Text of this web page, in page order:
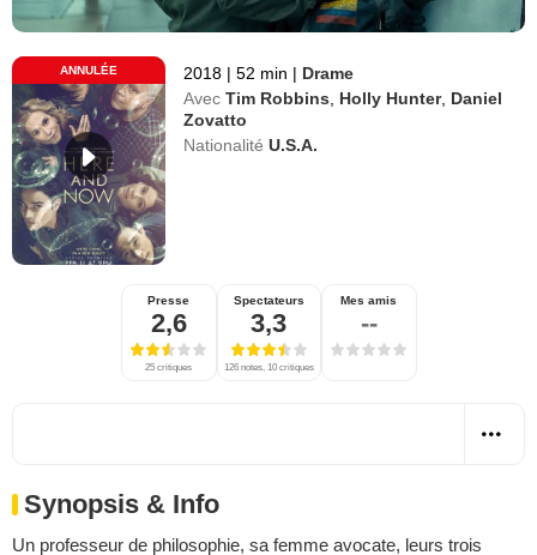
ANNULÉE 2018 | 52 min | Drame
Avec Tim Robbins Holly Hunter, Daniel
Zovatto
Nationalité U.S.A.
Presse
2,6
25 critiques
Spectateurs
3,3
126 notes, 10 critiques
Mes amis
--
Synopsis & Info
Un professeur de philosophie, sa femme avocate, leurs trois